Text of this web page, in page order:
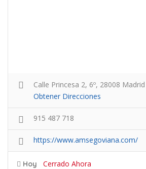
Calle Princesa 2, 6º, 28008 Madrid
Obtener Direcciones
915 487 718
https://www.amsegoviana.com/
Hoy Cerrado Ahora